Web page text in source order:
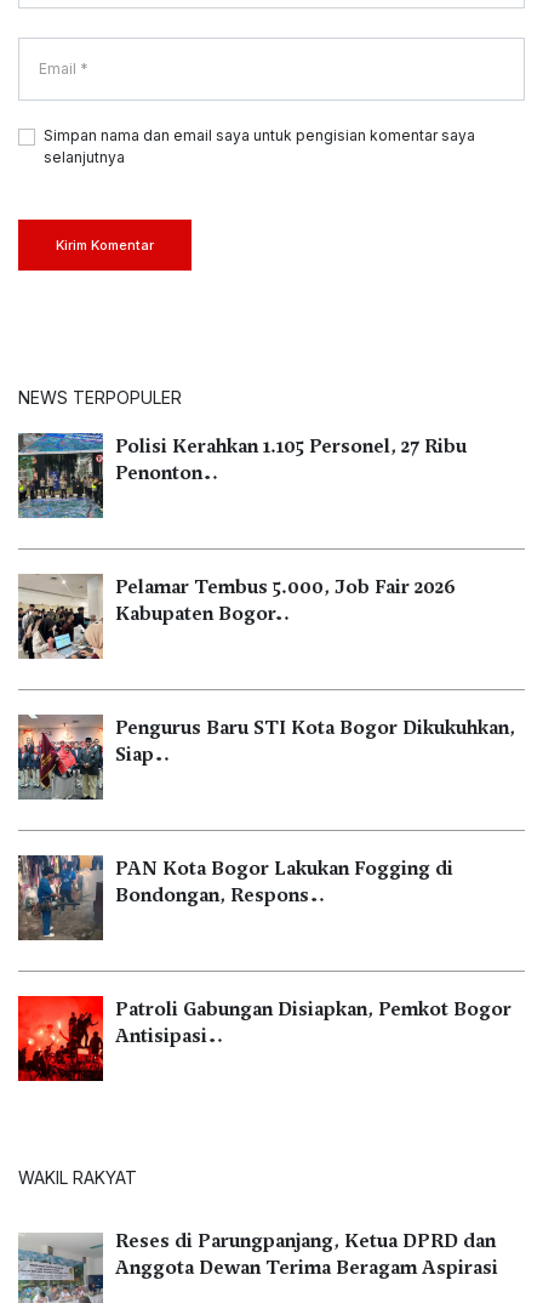
Simpan nama dan email saya untuk pengisian komentar saya
selanjutnya
Kirim Komentar
NEWS TERPOPULER
Polisi Kerahkan 1.105 Personel, 27 Ribu
Penonton…
Pelamar Tembus 5.000, Job Fair 2026
Kabupaten Bogor…
Pengurus Baru STI Kota Bogor Dikukuhkan,
Siap…
PAN Kota Bogor Lakukan Fogging di
Bondongan, Respons…
Patroli Gabungan Disiapkan, Pemkot Bogor
Antisipasi…
WAKIL RAKYAT
Reses di Parungpanjang, Ketua DPRD dan
Anggota Dewan Terima Beragam Aspirasi